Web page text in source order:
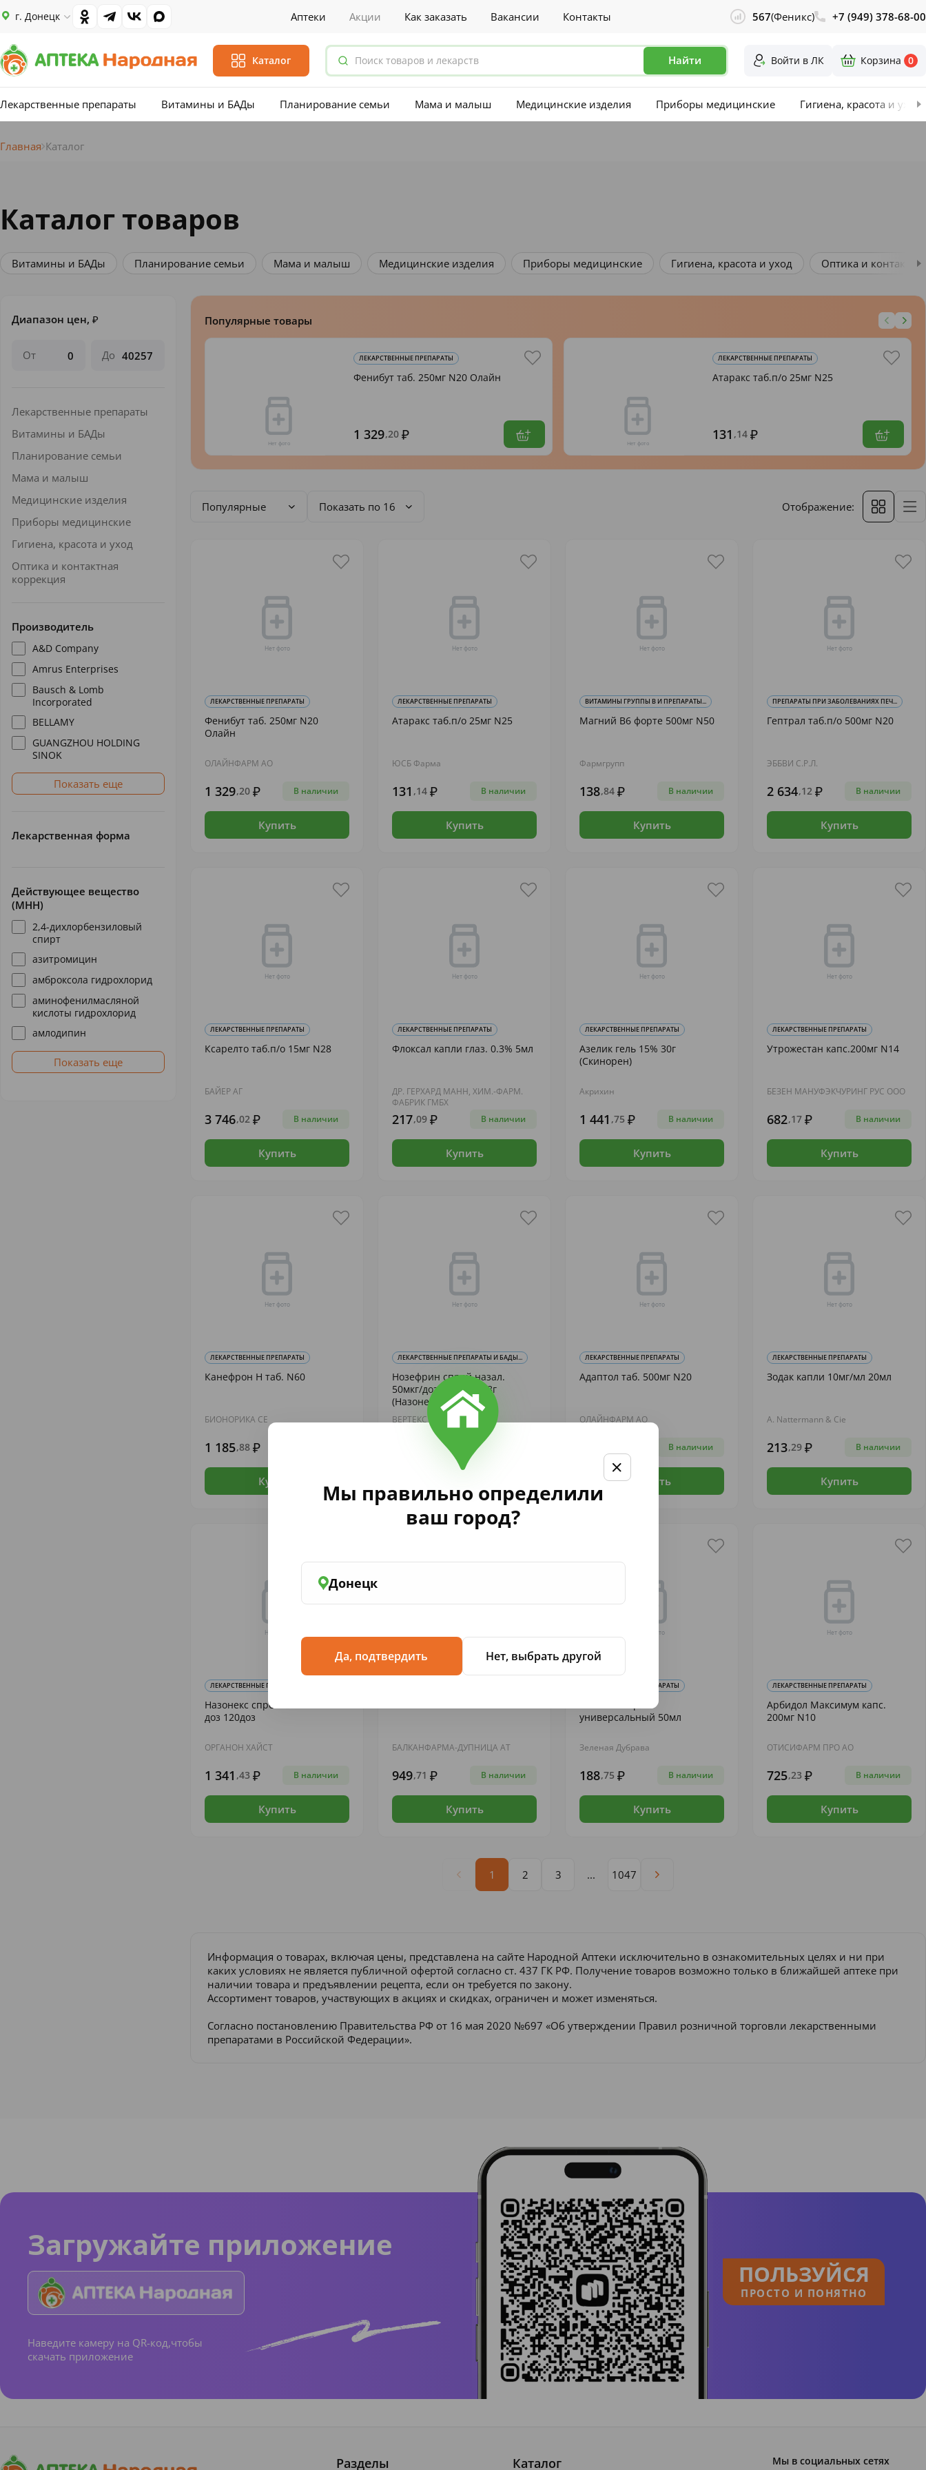
г. Донецк Аптеки Акции Как заказать Вакансии Контакты 567(Феникс) +7 (949) 378-68-00
Каталог Найти Войти в ЛК Корзина 0
Лекарственные препараты Витамины и БАДы Планирование семьи Мама и малыш Медицинские изделия Приборы медицинские Гигиена, красота и уход
Мы правильно определили
ваш город?
Донецк
Да, подтвердить Нет, выбрать другой
Главная Каталог
Каталог товаров
Витамины и БАДы Планирование семьи Мама и малыш Медицинские изделия Приборы медицинские Гигиена, красота и уход Оптика и
Диапазон цен, ₽
От До
Лекарственные препараты
Витамины и БАДы
Планирование семьи
Мама и малыш
Медицинские изделия
Приборы медицинские
Гигиена, красота и уход
Оптика и контактная
коррекция
Производитель
A&D Company
Amrus Enterprises
Bausch & Lomb
Incorporated
BELLAMY
GUANGZHOU HOLDING
SINOK
Показать еще
Лекарственная форма
Действующее вещество
(МНН)
2,4-дихлорбензиловый
спирт
азитромицин
амброксола гидрохлорид
аминофенилмасляной
кислоты гидрохлорид
амлодипин
Показать еще
Популярные товары
ЛЕКАРСТВЕННЫЕ ПРЕПАРАТЫ
Фенибут таб. 250мг N20 Олайн
1 329,20
ЛЕКАРСТВЕННЫЕ ПРЕПАРАТЫ
Атаракс таб.п/о 25мг N25
131 ,14
Популярные Показать по 16 Отображение:
ЛЕКАРСТВЕННЫЕ ПРЕПАРАТЫ
Фенибут таб. 250мг N20
Олайн
ОЛАЙНФАРМ АО
1 329,20 В наличии
Купить
ЛЕКАРСТВЕННЫЕ ПРЕПАРАТЫ
Атаракс таб.п/о 25мг N25
ЮСБ Фарма
131 ,14 В наличии
Купить
ВИТАМИНЫ ГРУППЫ В И ПРЕПАРАТЫ...
Магний В6 форте 500мг N50
Фармгрупп
138,84 В наличии
Купить
ПРЕПАРАТЫ ПРИ ЗАБОЛЕВАНИЯХ ПЕЧ...
Гептрал таб.п/о 500мг N20
ЭББВИ С.Р.Л.
2 634,12 В наличии
Купить
ЛЕКАРСТВЕННЫЕ ПРЕПАРАТЫ
Ксарелто таб.п/о 15мг N28
БАЙЕР АГ
3 746,02 В наличии
Купить
ЛЕКАРСТВЕННЫЕ ПРЕПАРАТЫ
Флоксал капли глаз. 0.3% 5мл
ДР. ГЕРХАРД МАНН, ХИМ.-ФАРМ.
ФАБРИК ГМБХ
217,09 В наличии
Купить
ЛЕКАРСТВЕННЫЕ ПРЕПАРАТЫ
Азелик гель 15% 30г
(Скинорен)
Акрихин
1 441 ,75 В наличии
Купить
ЛЕКАРСТВЕННЫЕ ПРЕПАРАТЫ
Утрожестан капс.200мг N14
БЕЗЕН МАНУФЭКЧУРИНГ РУС ООО
682,17 В наличии
Купить
ЛЕКАРСТВЕННЫЕ ПРЕПАРАТЫ
Канефрон Н таб. N60
БИОНОРИКА СЕ
1 185,88
Купить
ЛЕКАРСТВЕННЫЕ ПРЕПАРАТЫ И БАДЫ...
Нозефрин спрей назал.
50мкг/доза 120доз 18г
(Назонекс)
ВЕРТЕКС АО
В наличии
ЛЕКАРСТВЕННЫЕ ПРЕПАРАТЫ
Адаптол таб. 500мг N20
ОЛАЙНФАРМ АО
В наличии
Купить
ЛЕКАРСТВЕННЫЕ ПРЕПАРАТЫ
Зодак капли 10мг/мл 20мл
A. Nattermann & Cie
213,29 В наличии
Купить
ЛЕКАРСТВЕННЫЕ ПРЕПАРАТЫ И БАДЫ...
Назонекс спрей наз. 50мкг/
доз 120доз
ОРГАНОН ХАЙСТ
1 341 ,43 В наличии
Купить
БАЛКАНФАРМА-ДУПНИЦА АТ
949,71 В наличии
Купить
ЛЕКАРСТВЕННЫЕ ПРЕПАРАТЫ
универсальный 50мл
Зеленая Дубрава
188,75 В наличии
Купить
ЛЕКАРСТВЕННЫЕ ПРЕПАРАТЫ
Арбидол Максимум капс.
200мг N10
ОТИСИФАРМ ПРО АО
725,23 В наличии
Купить
1 2 3 ... 1047
Информация о товарах, включая цены, представлена на сайте Народной Аптеки исключительно в ознакомительных целях и ни при
каких условиях не является публичной офертой согласно ст. 437 ГК РФ. Получение товаров возможно только в ближайшей аптеке при
наличии товара и предъявлении рецепта, если он требуется по закону.
Ассортимент товаров, участвующих в акциях и скидках, ограничен и может изменяться.
Согласно постановлению Правительства РФ от 16 мая 2020 №697 «Об утверждении Правил розничной торговли лекарственными
препаратами в Российской Федерации».
Загружайте приложение
Наведите камеру на QR-код,чтобы
скачать приложение
ПОЛЬЗУЙСЯ
ПРОСТО И ПОНЯТНО
Разделы Каталог Мы в социальных сетях